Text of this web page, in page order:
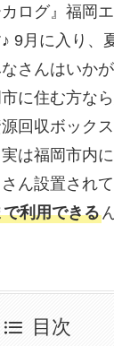
ログ』福岡
9月に入り、
さんはいか
に住む方な
回収ボック
は福岡市内
ん設置され
利用できる
目次